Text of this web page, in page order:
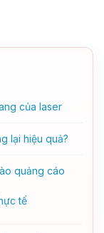
của laser
lại hiệu quả?
quảng cáo
tế